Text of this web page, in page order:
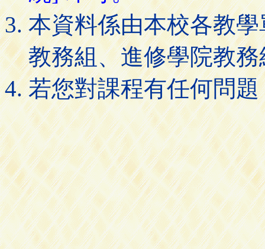
本資料係由本校各教
教務組、進修學院教
若您對課程有任何問